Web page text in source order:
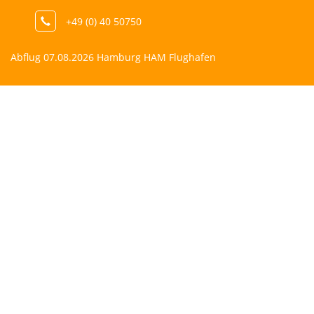
+49 (0) 40 50750
Abflug 07.08.2026 Hamburg HAM Flughafen